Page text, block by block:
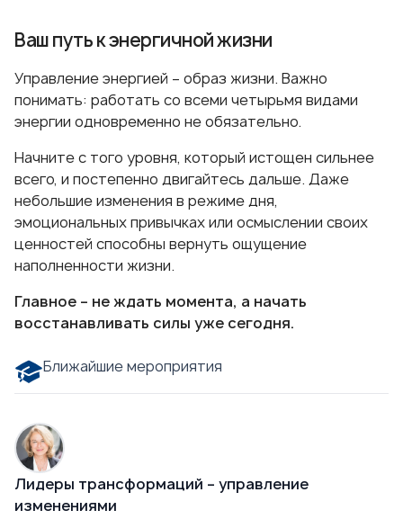
Ваш путь к энергичной жизни
Управление энергией – образ жизни. Важно
понимать: работать со всеми четырьмя видами
энергии одновременно не обязательно.
Начните с того уровня, который истощен сильнее
всего, и постепенно двигайтесь дальше. Даже
небольшие изменения в режиме дня,
эмоциональных привычках или осмыслении своих
ценностей способны вернуть ощущение
наполненности жизни.
Главное – не ждать момента, а начать
восстанавливать силы уже сегодня.
Ближайшие мероприятия
Лидеры трансформаций – управление
изменениями